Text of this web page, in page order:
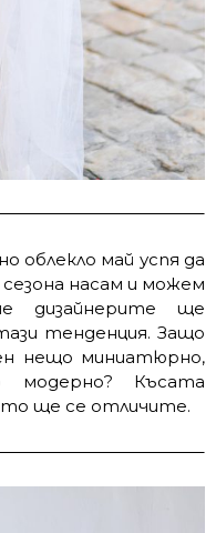
облекло май успя да
насам и можем
дизайнерите ще
тенденция. Защо
нещо миниатюрно,
модерно? Късата
ще се отличите.